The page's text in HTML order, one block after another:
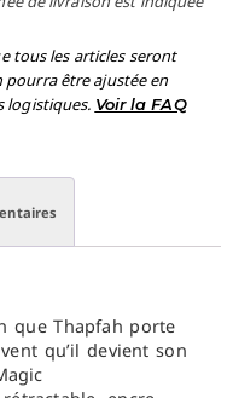
tous les articles seront
pourra être ajustée en
logistiques. Voir la FAQ
que Thapfah porte
qu’il devient son